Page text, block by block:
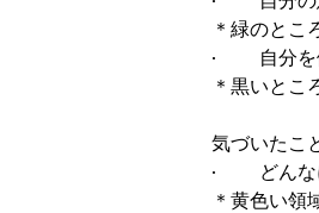
＊緑のとこ
· 自分を偽
＊黒いとこ
気づいたこ
· どんなに
＊黄色い領